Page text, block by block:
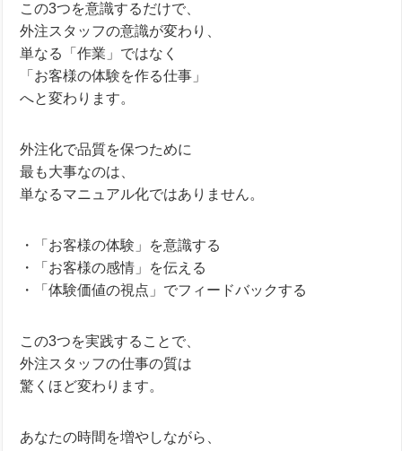
この3つを意識するだけで、
外注スタッフの意識が変わり、
単なる「作業」ではなく
「お客様の体験を作る仕事」
へと変わります。
外注化で品質を保つために
最も大事なのは、
単なるマニュアル化ではありません。
・「お客様の体験」を意識する
・「お客様の感情」を伝える
・「体験価値の視点」でフィードバックする
この3つを実践することで、
外注スタッフの仕事の質は
驚くほど変わります。
あなたの時間を増やしながら、